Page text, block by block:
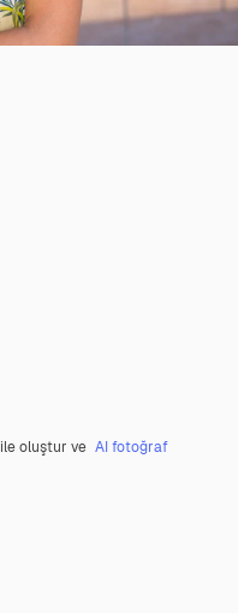
ile oluştur ve AI fotoğraf